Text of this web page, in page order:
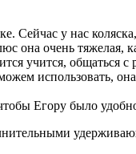
Сейчас у нас
она очень
учится, общаться
использовать,
Егору было